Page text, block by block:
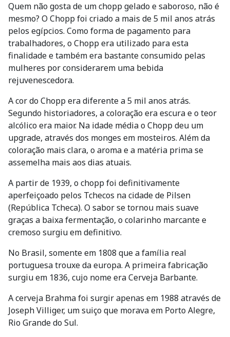
Quem não gosta de um chopp gelado e saboroso, não é
mesmo? O Chopp foi criado a mais de 5 mil anos atrás
pelos egípcios. Como forma de pagamento para
trabalhadores, o Chopp era utilizado para esta
finalidade e também era bastante consumido pelas
mulheres por considerarem uma bebida
rejuvenescedora.
A cor do Chopp era diferente a 5 mil anos atrás.
Segundo historiadores, a coloração era escura e o teor
alcólico era maior. Na idade média o Chopp deu um
upgrade, através dos monges em mosteiros. Além da
coloração mais clara, o aroma e a matéria prima se
assemelha mais aos dias atuais.
A partir de 1939, o chopp foi definitivamente
aperfeiçoado pelos Tchecos na cidade de Pilsen
(República Tcheca). O sabor se tornou mais suave
graças a baixa fermentação, o colarinho marcante e
cremoso surgiu em definitivo.
No Brasil, somente em 1808 que a família real
portuguesa trouxe da europa. A primeira fabricação
surgiu em 1836, cujo nome era Cerveja Barbante.
A cerveja Brahma foi surgir apenas em 1988 através de
Joseph Villiger, um suiço que morava em Porto Alegre,
Rio Grande do Sul.